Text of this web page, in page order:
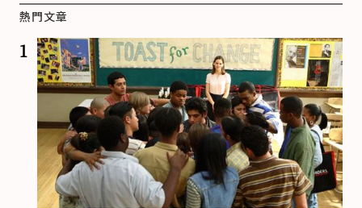
熱門文章
1